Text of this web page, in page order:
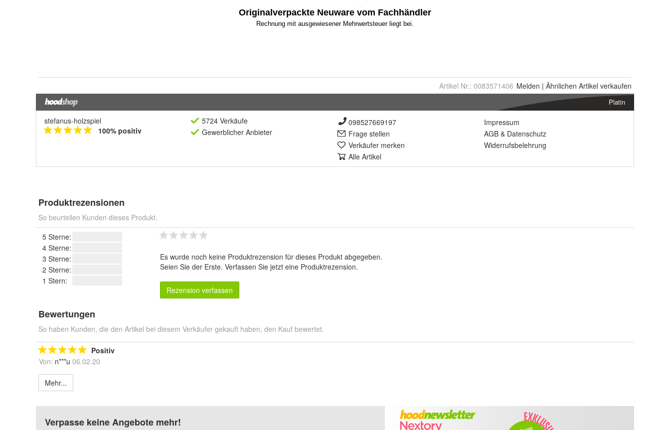
Artikel Nr.: 0083571406 Melden | Ähnlichen Artikel verkaufen
Platin
stefanus-holzspiel
100% positiv
5724 Verkäufe
Gewerblicher Anbieter
098527669197
Frage stellen
Verkäufer merken
Alle Artikel
Impressum
AGB & Datenschutz
Widerrufsbelehrung
Produktrezensionen
So beurteilen Kunden dieses Produkt.
5 Sterne:
4 Sterne:
3 Sterne:
2 Sterne:
1 Stern:
Es wurde noch keine Produktrezension für dieses Produkt abgegeben.
Seien Sie der Erste. Verfassen Sie jetzt eine Produktrezension.
Rezension verfassen
Bewertungen
So haben Kunden, die den Artikel bei diesem Verkäufer gekauft haben, den Kauf bewertet.
Positiv
Von: n***u 06.02.20
Mehr...
Verpasse keine Angebote mehr!